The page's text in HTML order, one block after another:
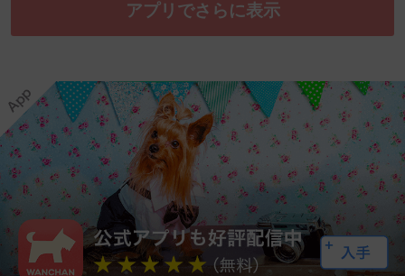
アプリでさらに表示